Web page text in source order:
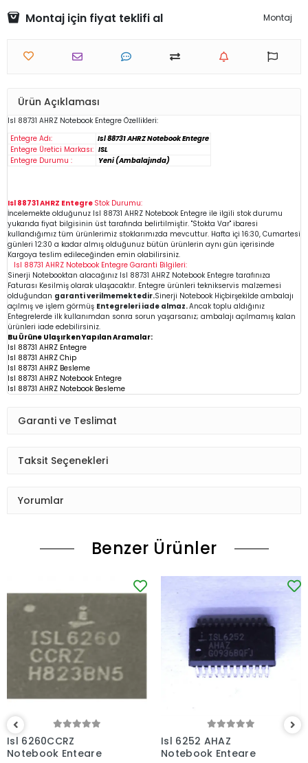
Montaj için fiyat teklifi al Montaj
Ürün Açıklaması
Isl 88731 AHRZ Notebook Entegre Özellikleri:
Entegre Adı:
Isl 88731 AHRZ Notebook Entegre
Entegre Üretici Markası: ISL
Entegre Durumu :
Yeni (Ambalajında)
Isl 88731 AHRZ Entegre Stok Durumu:
İncelemekte olduğunuz Isl 88731 AHRZ Notebook Entegre ile ilgili stok durumu
yukarıda fiyat bilgisinin üst tarafında belirtilmiştir. "Stokta Var" ibaresi
kullandığımız tüm ürünlerimiz stoklarımızda mevcuttur. Hafta içi 16:30, Cumartesi
günleri 12:30 a kadar almış olduğunuz bütün ürünlerin aynı gün içerisinde
Kargoya teslim edileceğinden emin olabilirsiniz.
Isl 88731 AHRZ Notebook Entegre Garanti Bilgileri:
Sinerji Notebooktan alacağınız Isl 88731 AHRZ Notebook Entegre tarafınıza
Faturası Kesilmiş olarak ulaşacaktır. Entegre ürünleri teknikservis malzemesi
olduğundan garanti verilmemektedir.Sinerji Notebook Hiçbirşekilde ambalajı
açılmış ve işlem görmüş Entegreleri iade almaz.Ancak toplu aldığınız
Entegrelerde ilk kullanımdan sonra sorun yaşarsanız; ambalajı açılmamış kalan
ürünleri iade edebilirsiniz.
Bu Ürüne Ulaşırken Yapılan Aramalar:
Isl 88731 AHRZ Entegre
Isl 88731 AHRZ Chip
Isl 88731 AHRZ Besleme
Isl 88731 AHRZ Notebook Entegre
Isl 88731 AHRZ Notebook Besleme
Garanti ve Teslimat
Taksit Seçenekleri
Yorumlar
Benzer Ürünler
Isl 6260CCRZ
Notebook Entegre
Isl 6252 AHAZ
Notebook Entegre